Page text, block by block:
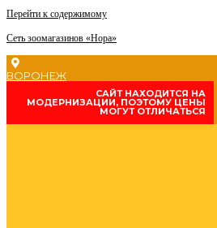
Перейти к содержимому
Сеть зоомагазинов «Нора»
ВОРОНЕЖ
CАЙТ НАХОДИТСЯ НА
МОДЕРНИЗАЦИИ, ПОЭТОМУ ЦЕНЫ
МОГУТ ОТЛИЧАТЬСЯ